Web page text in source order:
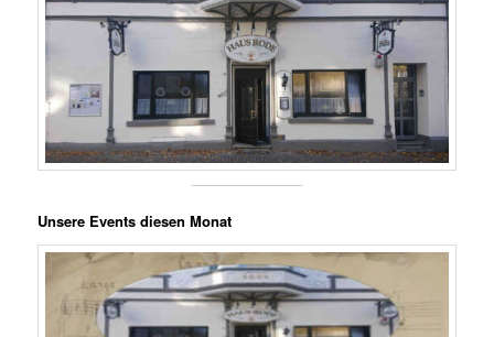
Unsere Events diesen Monat